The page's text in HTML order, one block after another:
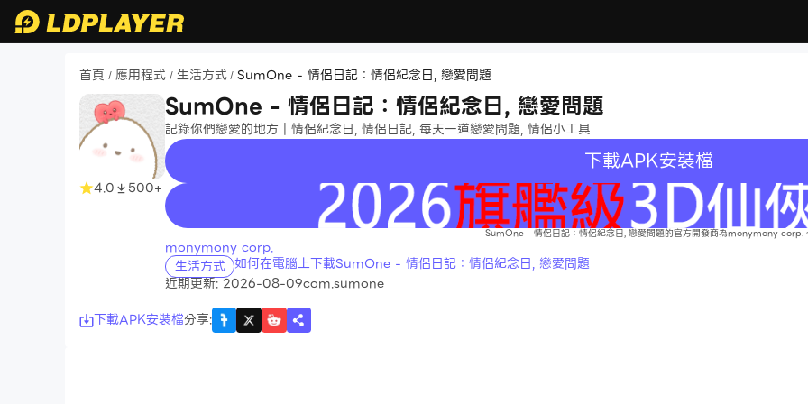
首頁 / 應用程式 / 生活方式 / SumOne - 情侶日記：情侶紀念日, 戀愛問題
4.0 500+
SumOne - 情侶日記：情侶紀念日, 戀愛問題
記錄你們戀愛的地方｜情侶紀念日, 情侶日記, 每天一道戀愛問題, 情侶小工具
下載APK安裝檔
recommend
SumOne - 情侶日記：情侶紀念日, 戀愛問題的官方開發商為monymony corp.
monymony corp.
生活方式 如何在電腦上下載SumOne - 情侶日記：情侶紀念日, 戀愛問題
近期更新: 2026-08-09com.sumone
下載APK安裝檔分享: